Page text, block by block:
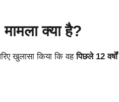
क्या है?
खुलासा किया कि वहपिछले 12